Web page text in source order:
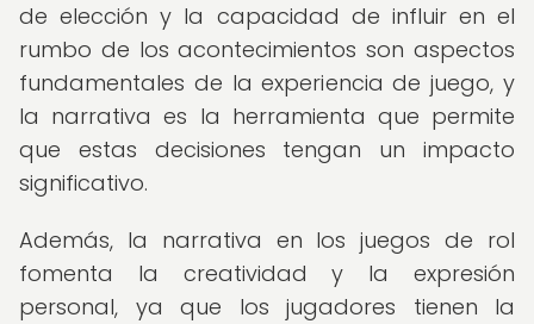
de elección y la capacidad de influir en el
rumbo de los acontecimientos son aspectos
fundamentales de la experiencia de juego, y
la narrativa es la herramienta que permite
que estas decisiones tengan un impacto
significativo.
Además, la narrativa en los juegos de rol
fomenta la creatividad y la expresión
personal, ya que los jugadores tienen la